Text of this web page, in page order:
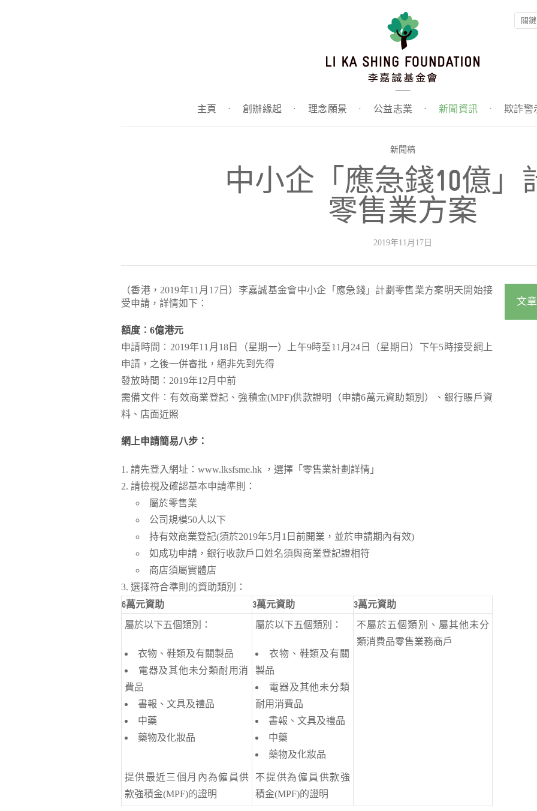
主頁 · 創辦緣起 · 理念願景 · 公益志業 · 新聞資訊 · 欺詐警
新聞稿
中小企「應急錢10億」
零售業方案
2019年11月17日
（香港，2019年11月17日）李嘉誠基金會中小企「應急錢」計劃零售業方案明天開始接
受申請，詳情如下：
額度︰6億港元
申請時間︰2019年11月18日（星期一）上午9時至11月24日（星期日）下午5時接受網上
申請，之後一併審批，絕非先到先得
發放時間︰2019年12月中前
需備文件︰有效商業登記、強積金(MPF)供款證明（申請6萬元資助類別）、銀行賬戶資
料、店面近照
網上申請簡易八步：
請先登入網址： www.lksfsme.hk ，選擇「零售業計劃詳情」
請檢視及確認基本申請準則：
屬於零售業
公司規模50人以下
持有效商業登記(須於2019年5月1日前開業，並於申請期內有效)
如成功申請，銀行收款戶口姓名須與商業登記證相符
商店須屬實體店
選擇符合準則的資助類別：
6萬元資助 3萬元資助 3萬元資助
屬於以下五個類別：
衣物、鞋類及有關製品
電器及其他未分類耐用消
費品
書報、文具及禮品
中藥
藥物及化妝品
屬於以下五個類別：
衣物、鞋類及有關
製品
電器及其他未分類
耐用消費品
書報、文具及禮品
中藥
藥物及化妝品
不屬於五個類別、屬其他未分
類消費品零售業務商戶
提供最近三個月內為僱員供
款強積金(MPF)的證明
不提供為僱員供款強
積金(MPF)的證明
文